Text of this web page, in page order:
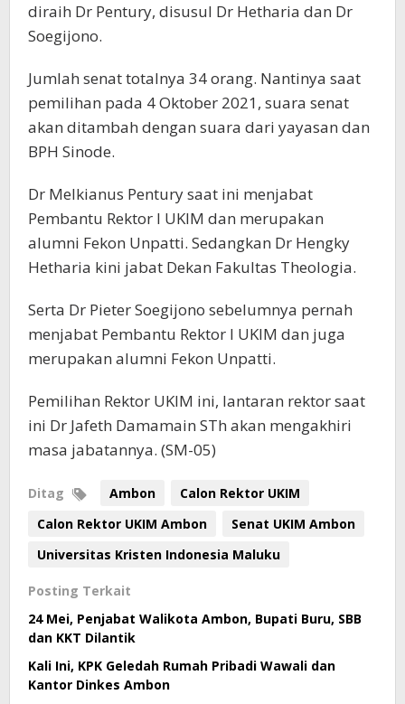
diraih Dr Pentury, disusul Dr Hetharia dan Dr
Soegijono.
Jumlah senat totalnya 34 orang. Nantinya saat
pemilihan pada 4 Oktober 2021, suara senat
akan ditambah dengan suara dari yayasan dan
BPH Sinode.
Dr Melkianus Pentury saat ini menjabat
Pembantu Rektor I UKIM dan merupakan
alumni Fekon Unpatti. Sedangkan Dr Hengky
Hetharia kini jabat Dekan Fakultas Theologia.
Serta Dr Pieter Soegijono sebelumnya pernah
menjabat Pembantu Rektor I UKIM dan juga
merupakan alumni Fekon Unpatti.
Pemilihan Rektor UKIM ini, lantaran rektor saat
ini Dr Jafeth Damamain STh akan mengakhiri
masa jabatannya. (SM-05)
Ditag Ambon
Calon Rektor UKIM
Calon Rektor UKIM Ambon
Senat UKIM Ambon
Universitas Kristen Indonesia Maluku
Posting Terkait
24 Mei, Penjabat Walikota Ambon, Bupati Buru, SBB
dan KKT Dilantik
Kali Ini, KPK Geledah Rumah Pribadi Wawali dan
Kantor Dinkes Ambon